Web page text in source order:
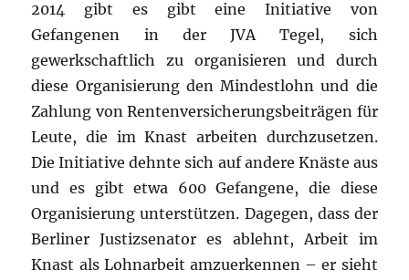
2014 gibt es gibt eine Initiative von
Gefangenen in der JVA Tegel, sich
gewerkschaftlich zu organisieren und durch
diese Organisierung den Mindestlohn und die
Zahlung von Rentenversicherungsbeiträgen für
Leute, die im Knast arbeiten durchzusetzen.
Die Initiative dehnte sich auf andere Knäste aus
und es gibt etwa 600 Gefangene, die diese
Organisierung unterstützen. Dagegen, dass der
Berliner Justizsenator es ablehnt, Arbeit im
Knast als Lohnarbeit amzuerkennen – er sieht